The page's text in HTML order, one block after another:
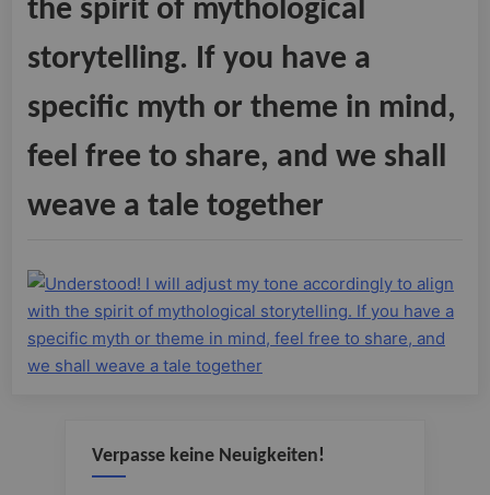
the spirit of mythological
storytelling. If you have a
specific myth or theme in mind,
feel free to share, and we shall
weave a tale together
Verpasse keine Neuigkeiten!